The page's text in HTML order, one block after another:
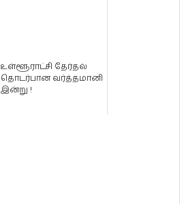
உள்ளூராட்சி தேர்தல்
தொடர்பான வர்த்தமானி
இன்று !